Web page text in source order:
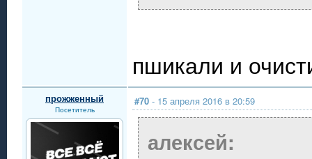
пшикали и
прожженный
Посетитель
#70 - 15 апреля 2016 в 20:59
алексей: